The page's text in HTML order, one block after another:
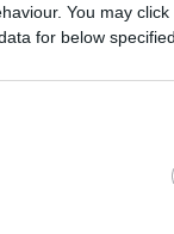
You may
for below